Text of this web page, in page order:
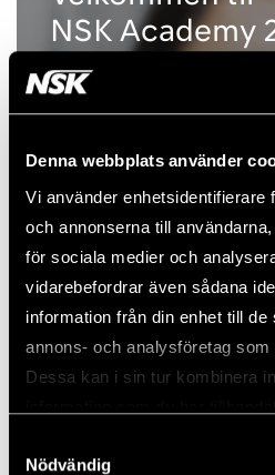
Denna webbplats använder
Vi använder enhetsidentifierare
och annonserna till
för sociala medier och
vidarebefordrar även sådana
information från din enhet till
annons- och analysföretag
Dessa kan i sin tur kombinera
Nödvändig
NSK Academy